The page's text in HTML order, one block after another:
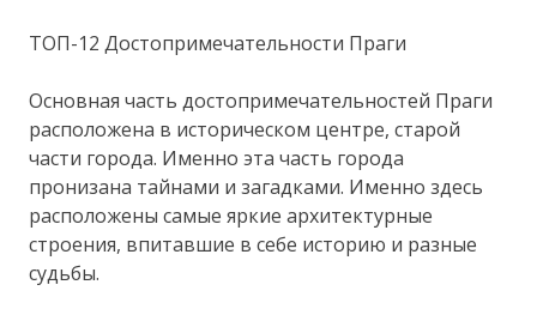
ТОП-12 Достопримечательности Праги
Основная часть достопримечательностей Праги
расположена в историческом центре, старой
части города. Именно эта часть города
пронизана тайнами и загадками. Именно здесь
расположены самые яркие архитектурные
строения, впитавшие в себе историю и разные
судьбы.